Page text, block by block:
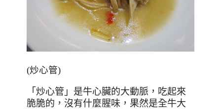
(炒心管)
「炒心管 」是牛心臟的大動脈，吃起來
脆脆的，沒有什麼腥味，果然是全牛大